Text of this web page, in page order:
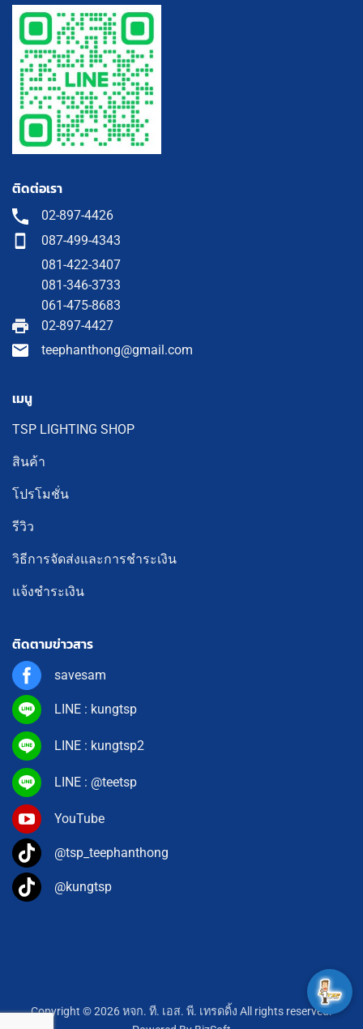
ติดต่อเรา
02-897-4426
087-499-4343
081-422-3407
081-346-3733
061-475-8683
02-897-4427
teephanthong@gmail.com
เมนู
TSP LIGHTING SHOP
สินค้า
โปรโมชั่น
รีวิว
วิธีการจัดส่งและการชำระเงิน
แจ้งชำระเงิน
ติดตามข่าวสาร
savesam
LINE : kungtsp
LINE : kungtsp2
LINE : @teetsp
YouTube
@tsp_teephanthong
@kungtsp
Copyright © 2026 หจก. ที. เอส. พี. เทรดดิ้ง All rights reserved.